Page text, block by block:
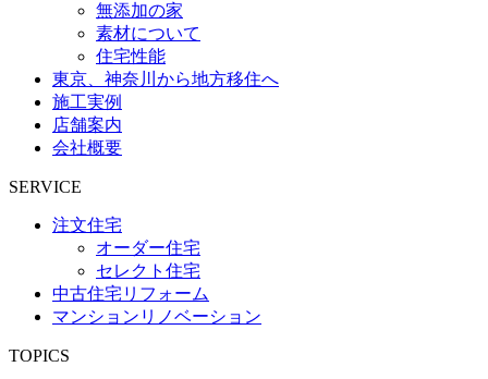
無添加の家
素材について
住宅性能
東京、神奈川から地方移住へ
施工実例
店舗案内
会社概要
SERVICE
注文住宅
オーダー住宅
セレクト住宅
中古住宅リフォーム
マンションリノベーション
TOPICS